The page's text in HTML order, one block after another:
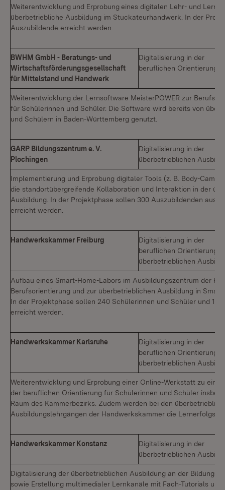
Weiterentwicklung und Erprobung eines digitalen Lehr- und
überbetriebliche Ausbildung im Stuckateurhandwerk. In der
Auszubildende erreicht werden.
BWHM GmbH - Beratungs- und
Wirtschaftsförderungsgesellschaft
für Mittelstand und Handwerk
Digitalisierung in der
beruflichen Orientierung
Weiterentwicklung der Lernsoftware MeisterPOWER zur
für Schülerinnen und Schüler. Die Software wird bereits von über
und Schülern in Baden-Württemberg genutzt.
GARP Bildungszentrum e. V.
Plochingen
Digitalisierung in der
überbetrieblichen
Implementierung und Erprobung digitaler Tools (z. B. Body-Cams
die standortübergreifende Kollaboration und Interaktion in der
Ausbildung. In der Projektphase sollen 300 Auszubildenden aus
erreicht werden.
Handwerkskammer Freiburg
Digitalisierung in der
beruflichen Orientierung/
überbetrieblichen
Aufbau eines Smart-Home-Labors im Ausbildungszentrum der
Berufsorientierung und zur überbetrieblichen Ausbildung in
In der Projektphase sollen 240 Schülerinnen und Schüler und
erreicht werden.
Handwerkskammer Karlsruhe
Digitalisierung in der
beruflichen Orientierung/
überbetrieblichen
Weiterentwicklung und Erprobung einer Online-Werkstatt zu
der beruflichen Orientierung für Schülerinnen und Schüler
Raum des Kammerbezirks. Zudem werden bei den
Ausbildungslehrgängen der Handwerkskammer die
Handwerkskammer Konstanz
Digitalisierung in der
überbetrieblichen
Digitalisierung der überbetrieblichen Ausbildung an der
sowie Erstellung multimedialer Lernkanäle mit Fach-Tutorials